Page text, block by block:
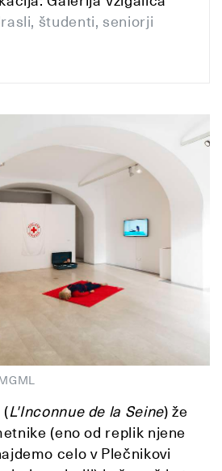
študenti, seniorji
(L'Inconnue de la Seine) že
(eno od replik njene
celo v Plečnikovi